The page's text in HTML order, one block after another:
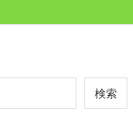
検索